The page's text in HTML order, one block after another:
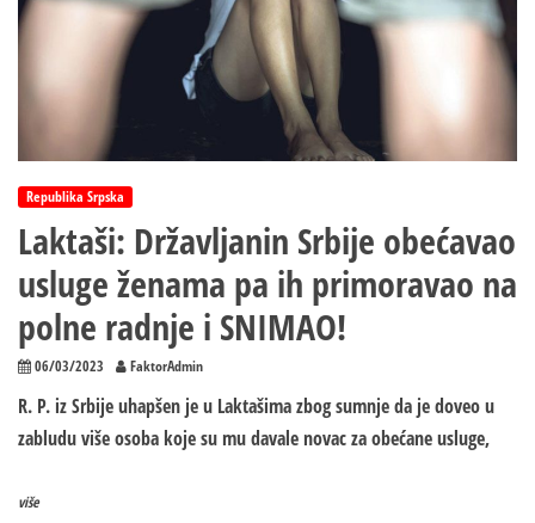
Republika Srpska
Laktaši: Državljanin Srbije obećavao
usluge ženama pa ih primoravao na
polne radnje i SNIMAO!
06/03/2023 FaktorAdmin
R. P. iz Srbije uhapšen je u Laktašima zbog sumnje da je doveo u
zabludu više osoba koje su mu davale novac za obećane usluge,
više